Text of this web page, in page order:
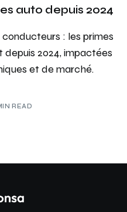
auto depuis 2024
: les primes
depuis 2024, impactées
et de marché.
READ